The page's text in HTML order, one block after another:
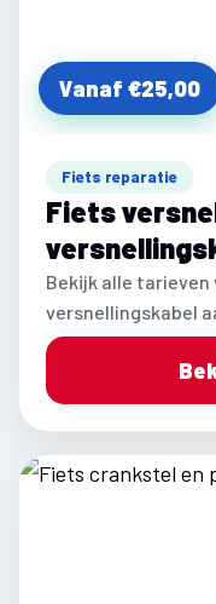
Vanaf €25,00
Fiets reparatie
Fiets
Bekijk alle tarieven
versnellingskabel